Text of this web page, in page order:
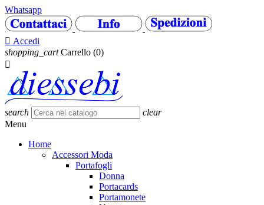
Whatsapp
 Accedi
shopping_cart Carrello (0)

search
clear
Menu
Home
Accessori Moda
Portafogli
Donna
Portacards
Portamonete